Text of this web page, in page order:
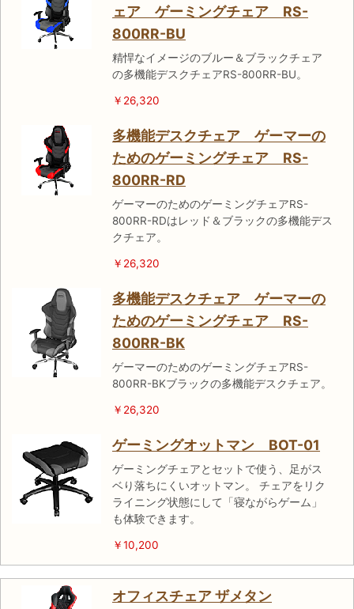
ェア ゲーミングチェア RS-
800RR-BU
精悍なイメージのブルー＆ブラックチェア
の多機能デスクチェアRS-800RR-BU。
￥26,320
多機能デスクチェア ゲーマーの
ためのゲーミングチェア RS-
800RR-RD
ゲーマーのためのゲーミングチェアRS-
800RR-RDはレッド＆ブラックの多機能デス
クチェア。
￥26,320
多機能デスクチェア ゲーマーの
ためのゲーミングチェア RS-
800RR-BK
ゲーマーのためのゲーミングチェアRS-
800RR-BKブラックの多機能デスクチェア。
￥26,320
ゲーミングオットマン BOT-01
ゲーミングチェアとセットで使う、足がス
ベり落ちにくいオットマン。 チェアをリク
ライニング状態にして「寝ながらゲーム」
も体験できます。
￥10,200
オフィスチェア ザメタン